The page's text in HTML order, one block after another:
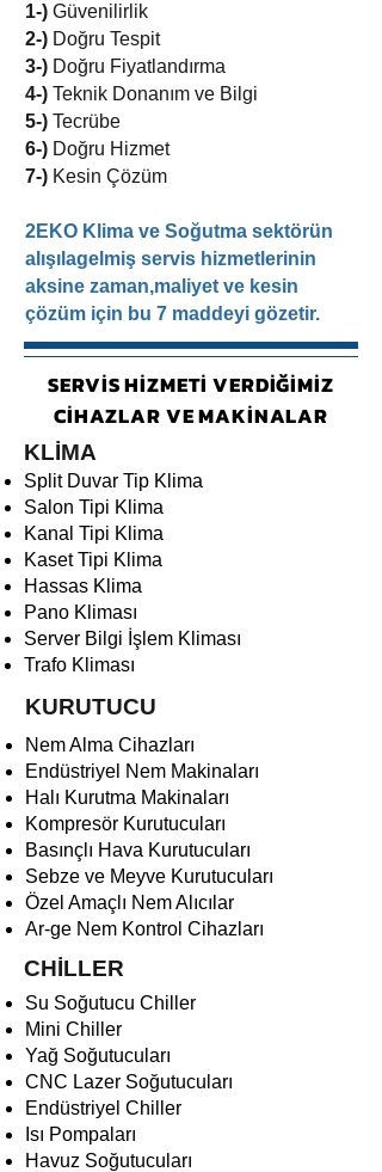
1-) Güvenilirlik
2-) Doğru Tespit
3-) Doğru Fiyatlandırma
4-) Teknik Donanım ve Bilgi
5-) Tecrübe
6-) Doğru Hizmet
7-) Kesin Çözüm
2EKO Klima ve Soğutma sektörün
alışılagelmiş servis hizmetlerinin
aksine zaman,maliyet ve kesin
çözüm için bu 7 maddeyi gözetir.
SERVİS HİZMETİ VERDİĞİMİZ
CİHAZLAR VE MAKİNALAR
KLİMA
Split Duvar Tip Klima
Salon Tipi Klima
Kanal Tipi Klima
Kaset Tipi Klima
Hassas Klima
Pano Kliması
Server Bilgi İşlem Kliması
Trafo Kliması
KURUTUCU
Nem Alma Cihazları
Endüstriyel Nem Makinaları
Halı Kurutma Makinaları
Kompresör Kurutucuları
Basınçlı Hava Kurutucuları
Sebze ve Meyve Kurutucuları
Özel Amaçlı Nem Alıcılar
Ar-ge Nem Kontrol Cihazları
CHİLLER
Su Soğutucu Chiller
Mini Chiller
Yağ Soğutucuları
CNC Lazer Soğutucuları
Endüstriyel Chiller
Isı Pompaları
Havuz Soğutucuları